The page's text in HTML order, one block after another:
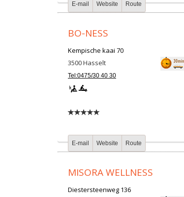
E-mail Website Route
BO-NESS
Kempische kaai 70
3500Hasselt
Tel:0475/30 40 30
E-mail Website Route
MISORA WELLNESS
Diestersteenweg 136